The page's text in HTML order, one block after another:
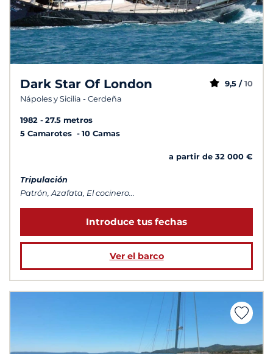
Dark Star Of London
Nápoles y Sicilia - Cerdeña
9,5 / 10
1982
27.5 metros
5 Camarotes
10 Camas
a partir de 32 000 €
Tripulación
Patrón, Azafata, El cocinero...
Introduce tus fechas
Ver el barco